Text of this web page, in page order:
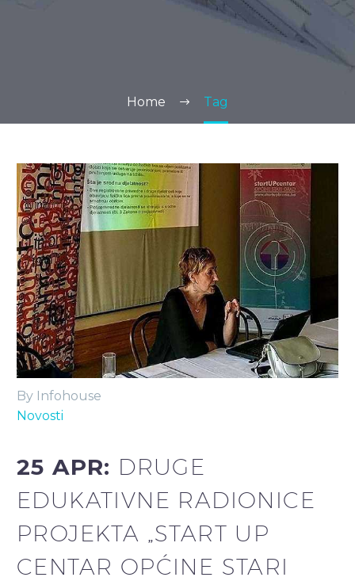
Home Tag
By Infohouse
Novosti
25 APR: DRUGE
EDUKATIVNE RADIONICE
PROJEKTA „START UP
CENTAR OPĆINE STARI